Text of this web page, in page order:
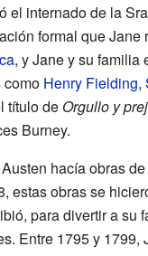
el internado de la
formal que Jane
, y Jane y su familia
como Henry Fielding,
título de Orgullo y
Burney.
hacía obras
estas obras se
para divertir a su
Entre 1795 y 1799,